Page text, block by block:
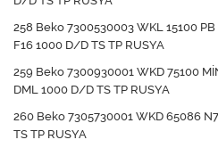
258 Beko 7300530003 WKL 15100 PB
F16 1000 D/D TS TP RUSYA
259 Beko 7300930001 WKD 75100
DML 1000 D/D TS TP RUSYA
260 Beko 7305730001 WKD 65086
TS TP RUSYA